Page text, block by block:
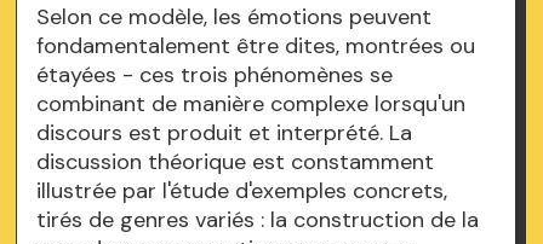
Selon ce modèle, les émotions peuvent
fondamentalement être dites, montrées ou
étayées - ces trois phénomènes se
combinant de manière complexe lorsqu'un
discours est produit et interprété. La
discussion théorique est constamment
illustrée par l'étude d'exemples concrets,
tirés de genres variés : la construction de la